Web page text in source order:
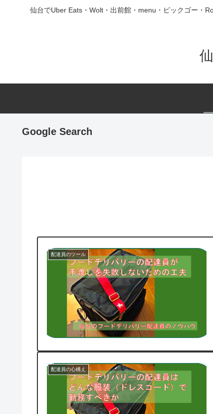
仙台でUber Eats・Wolt・出前館・menu・ピックゴー・
Google Search
配達員のツール
配達員の心構え